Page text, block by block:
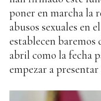
poner en marcha la
abusos sexuales en
establecen baremos
abril como la fecha
empezar a